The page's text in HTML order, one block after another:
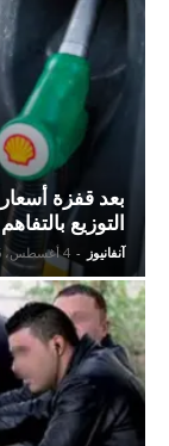
بعد قفزة
التوزيع
آنفانيوز - 4 أغسطس، 2026